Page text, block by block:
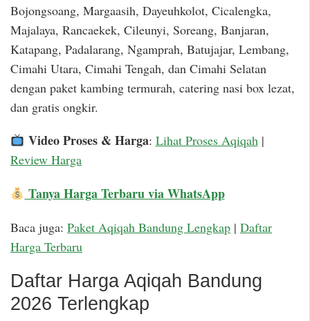
Bojongsoang, Margaasih, Dayeuhkolot, Cicalengka,
Majalaya, Rancaekek, Cileunyi, Soreang, Banjaran,
Katapang, Padalarang, Ngamprah, Batujajar, Lembang,
Cimahi Utara, Cimahi Tengah, dan Cimahi Selatan
dengan paket kambing termurah, catering nasi box lezat,
dan gratis ongkir.
Video Proses & Harga: Lihat Proses Aqiqah|
Review Harga
Tanya Harga Terbaru via WhatsApp
Baca juga: Paket Aqiqah Bandung Lengkap | Daftar
Harga Terbaru
Daftar Harga Aqiqah Bandung
2026 Terlengkap